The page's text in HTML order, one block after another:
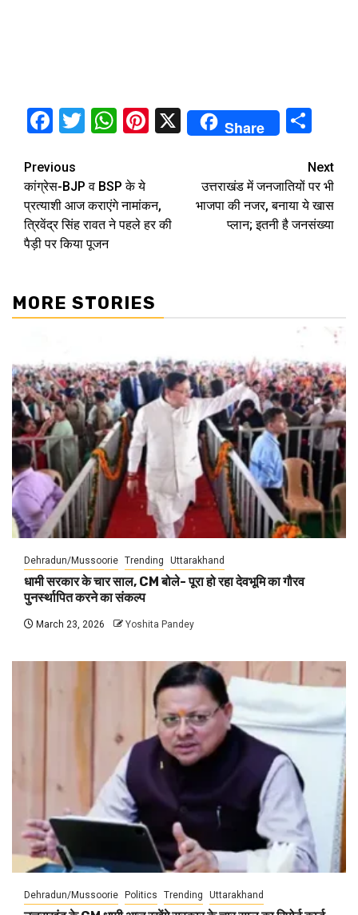
Facebook
Twitter
WhatsApp
Pinterest
X Share
Continue
Reading
Previous
कांग्रेस-BJP व BSP के ये
प्रत्याशी आज कराएंगे नामांकन,
त्रिवेंद्र सिंह रावत ने पहले हर की
पैड़ी पर किया पूजन
Next
उत्तराखंड में जनजातियों पर भी
भाजपा की नजर, बनाया ये खास
प्लान; इतनी है जनसंख्या
MORE STORIES
Dehradun/Mussoorie Trending Uttarakhand
धामी सरकार के चार साल, CM बोले- पूरा हो रहा देवभूमि का गौरव
पुनर्स्थापित करने का संकल्प
March 23, 2026 Yoshita Pandey
Dehradun/Mussoorie Politics Trending Uttarakhand